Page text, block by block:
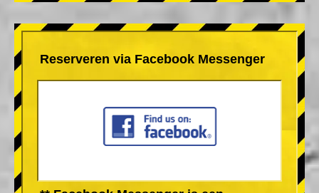
Reserveren via Facebook Messenger